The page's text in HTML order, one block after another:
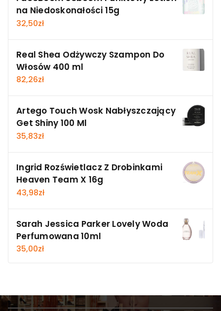
na Niedoskonałości 15g
32,50zł
Real Shea Odżywczy Szampon Do
Włosów 400 ml
82,26zł
Artego Touch Wosk Nabłyszczający
Get Shiny 100 Ml
35,83zł
Ingrid Rozświetlacz Z Drobinkami
Heaven Team X 16g
43,98zł
Sarah Jessica Parker Lovely Woda
Perfumowana 10ml
35,00zł